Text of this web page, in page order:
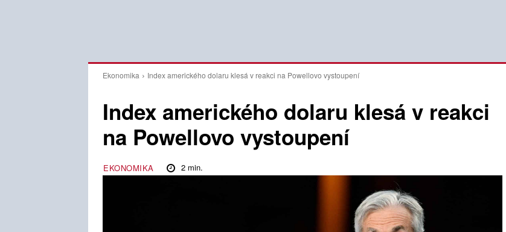
Ekonomika Index amerického dolaru klesá v reakci na Powellovo vystoupení
Index amerického dolaru klesá v reakci
na Powellovo vystoupení
EKONOMIKA 2min.